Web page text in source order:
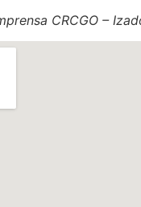
CRCGO –